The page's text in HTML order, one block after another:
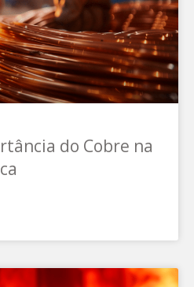
do Cobre na